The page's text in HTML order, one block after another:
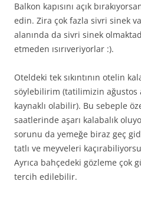
Balkon kapısını açık
edin. Zira çok fazla sivri sinek
alanında da sivri sinek
etmeden ısırıveriyorlar :).
Oteldeki tek sıkıntının otelin
söylebilirim (tatilimizin ağustos
kaynaklı olabilir). Bu sebeple
saatlerinde aşarı kalabalık
sorunu da yemeğe biraz geç
tatlı ve meyveleri
Ayrıca bahçedeki gözleme çok
tercih edilebilir.